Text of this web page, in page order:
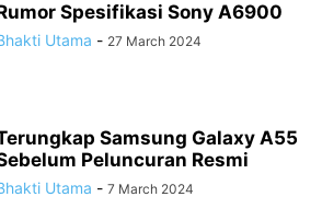
Spesifikasi Sony A6900
Utama - 27 March 2024
Samsung Galaxy A55
Peluncuran Resmi
Utama - 7 March 2024